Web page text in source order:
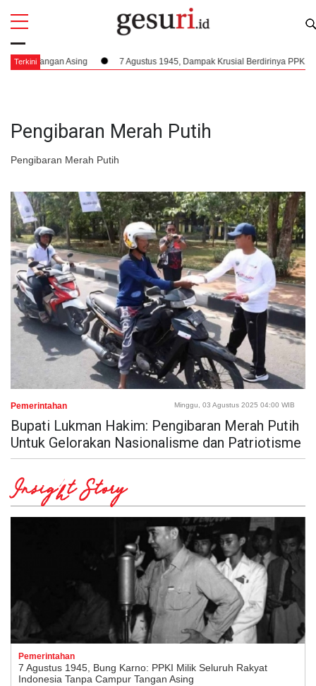
Terkini
Tangan Asing 7 Agustus 1945, Dampak Krusial Berdirinya PPKI
Pengibaran Merah Putih
Pengibaran Merah Putih
All
Pemerintahan Minggu, 03 Agustus 2025 04:00 WIB
Bupati Lukman Hakim: Pengibaran Merah Putih
Untuk Gelorakan Nasionalisme dan Patriotisme
Insight Story
Pemerintahan
7 Agustus 1945, Bung Karno: PPKI Milik Seluruh Rakyat
Indonesia Tanpa Campur Tangan Asing